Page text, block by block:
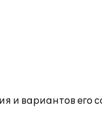
и вариантов его